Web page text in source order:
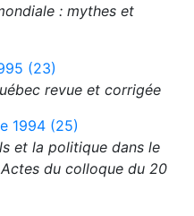
: mythes et
(23)
revue et corrigée
1994 (25)
et la politique dans le
du colloque du 20